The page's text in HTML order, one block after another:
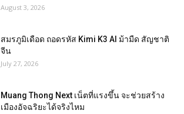
August 3, 2026
สมรภูมิเดือด ถอดรหัส Kimi K3 AI ม้ามืด สัญชาติ
จีน
July 27, 2026
Muang Thong Next เน็ตที่แรงขึ้น จะช่วยสร้าง
เมืองอัจฉริยะได้จริงไหม